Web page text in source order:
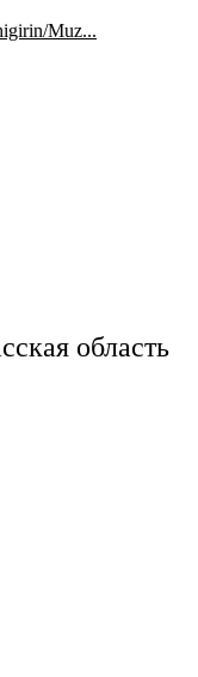
Muz...
область